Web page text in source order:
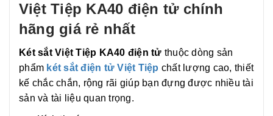
Việt Tiệp KA40 điện tử chính
hãng giá rẻ nhất
Két sắt Việt Tiệp KA40 điện tử thuộc dòng sản
phẩm két sắt điện tử Việt Tiệp chất lượng cao, thiết
kế chắc chắn, rộng rãi giúp bạn đựng được nhiều tài
sản và tài liệu quan trọng.